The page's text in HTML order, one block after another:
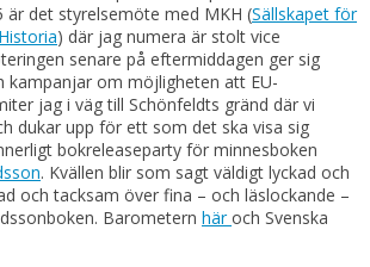
är det styrelsemöte med MKH (Sällskapet för
) där jag numera är stolt vice
senare på eftermiddagen ger sig
kampanjar om möjligheten att EU-
jag i väg till Schönfeldts gränd där vi
dukar upp för ett som det ska visa sig
bokreleaseparty för minnesboken
. Kvällen blir som sagt väldigt lyckad och
och tacksam över fina – och läslockande –
Barometern häroch Svenska